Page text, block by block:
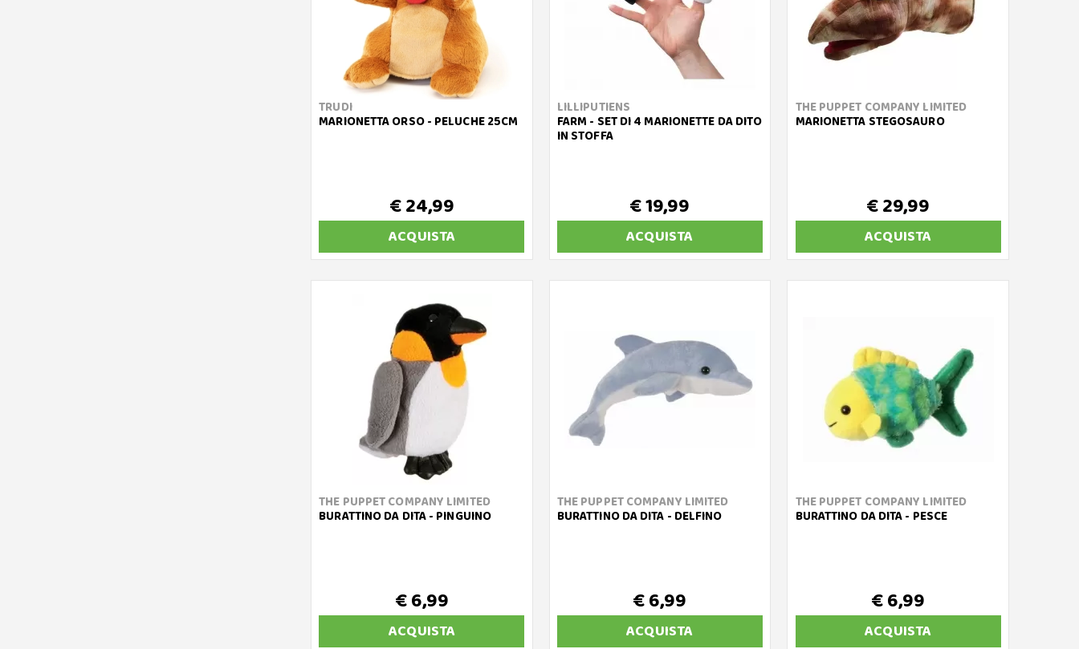
TRUDI
MARIONETTA ORSO - PELUCHE 25CM
€ 24,99
ACQUISTA
LILLIPUTIENS
FARM - SET DI 4 MARIONETTE DA DITO
IN STOFFA
€ 19,99
ACQUISTA
THE PUPPET COMPANY LIMITED
MARIONETTA STEGOSAURO
€ 29,99
ACQUISTA
THE PUPPET COMPANY LIMITED
BURATTINO DA DITA - PINGUINO
€ 6,99
ACQUISTA
THE PUPPET COMPANY LIMITED
BURATTINO DA DITA - DELFINO
€ 6,99
ACQUISTA
THE PUPPET COMPANY LIMITED
BURATTINO DA DITA - PESCE
€ 6,99
ACQUISTA